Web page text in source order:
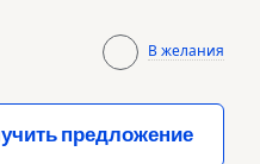
В желания
предложение